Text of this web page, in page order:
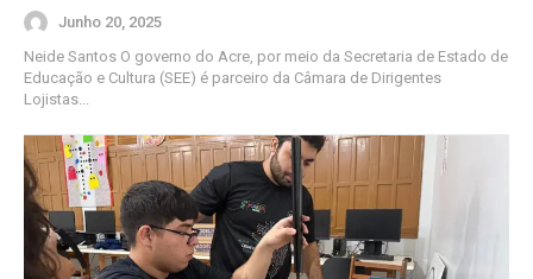
Junho 20, 2025
Neide Santos O governo do Acre, por meio da Secretaria de Estado de
Educação e Cultura (SEE) é parceiro da Câmara de Dirigentes
Lojistas...